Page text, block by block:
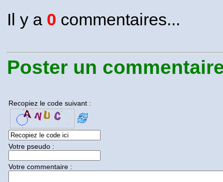
Il y a 0 commentaires...
Poster un
Recopiez le code suivant :
Votre pseudo :
Votre commentaire :